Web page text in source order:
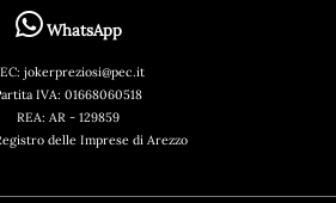
WhatsApp
jokerpreziosi@pec.it
IVA: 01668060518
REA: AR - 129859
delle Imprese di Arezzo